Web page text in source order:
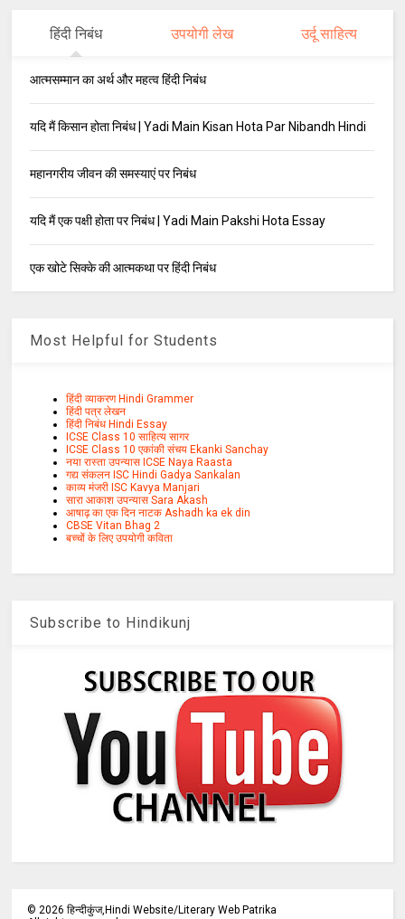
हिंदी निबंध उपयोगी लेख उर्दू साहित्य
आत्मसम्मान का अर्थ और महत्व हिंदी निबंध
यदि मैं किसान होता निबंध | Yadi Main Kisan Hota Par Nibandh Hindi
महानगरीय जीवन की समस्याएं पर निबंध
यदि मैं एक पक्षी होता पर निबंध | Yadi Main Pakshi Hota Essay
एक खोटे सिक्के की आत्मकथा पर हिंदी निबंध
Most Helpful for Students
हिंदी व्याकरण Hindi Grammer
हिंदी पत्र लेखन
हिंदी निबंध Hindi Essay
ICSE Class 10 साहित्य सागर
ICSE Class 10 एकांकी संचय Ekanki Sanchay
नया रास्ता उपन्यास ICSE Naya Raasta
गद्य संकलन ISC Hindi Gadya Sankalan
काव्य मंजरी ISC Kavya Manjari
सारा आकाश उपन्यास Sara Akash
आषाढ़ का एक दिन नाटक Ashadh ka ek din
CBSE Vitan Bhag 2
बच्चों के लिए उपयोगी कविता
Subscribe to Hindikunj
©2026 हिन्दीकुंज,Hindi Website/Literary Web Patrika